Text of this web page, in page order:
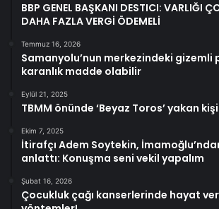
BBP GENEL BAŞKANI DESTICI: VARLIĞI
DAHA FAZLA VERGİ ÖDEMELİ
Temmuz 16, 2026
Samanyolu’nun merkezindeki gizemli
karanlık madde olabilir
Eylül 21, 2025
TBMM önünde ‘Beyaz Toros’ yakan
Ekim 7, 2025
İtirafçı Adem Soytekin,
anlattı: Konuşma seni vekil yapalım
Şubat 16, 2026
Çocukluk çağı kanserlerinde hayat